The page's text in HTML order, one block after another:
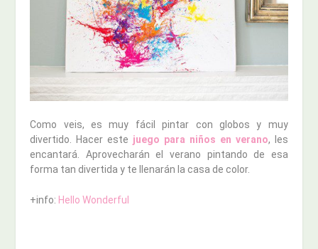
Como veis, es muy fácil pintar con globos y muy
divertido. Hacer este juego para niños en verano, les
encantará. Aprovecharán el verano pintando de esa
forma tan divertida y te llenarán la casa de color.
+info: Hello Wonderful